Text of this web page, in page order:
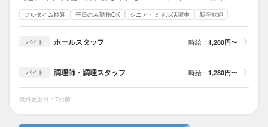
フルタイム歓迎 平日のみ勤務OK シニア・ミドル活躍中 新卒歓迎
バイト ホールスタッフ 時給： 1,280円〜
バイト 調理師・調理スタッフ 時給： 1,280円〜
最終更新日：7日前